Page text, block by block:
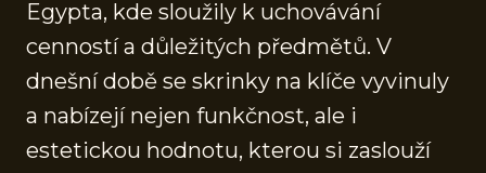
Egypta, kde sloužily k uchovávání
cenností a důležitých předmětů. V
dnešní době se skrinky na klíče vyvinuly
a nabízejí nejen funkčnost, ale i
estetickou hodnotu, kterou si zaslouží